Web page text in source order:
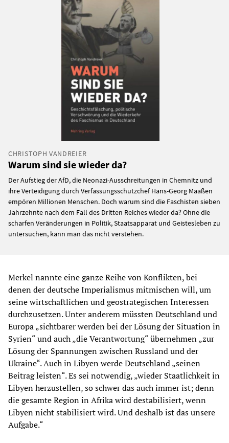
CHRISTOPH VANDREIER
Warum sind sie wieder da?
Der Aufstieg der AfD, die Neonazi-Ausschreitungen in Chemnitz und
ihre Verteidigung durch Verfassungsschutzchef Hans-Georg Maaßen
empören Millionen Menschen. Doch warum sind die Faschisten sieben
Jahrzehnte nach dem Fall des Dritten Reiches wieder da? Ohne die
scharfen Veränderungen in Politik, Staatsapparat und Geistesleben zu
untersuchen, kann man das nicht verstehen.
Merkel nannte eine ganze Reihe von Konflikten, bei
denen der deutsche Imperialismus mitmischen will, um
seine wirtschaftlichen und geostrategischen Interessen
durchzusetzen. Unter anderem müssten Deutschland und
Europa „sichtbarer werden bei der Lösung der Situation in
Syrien“ und auch „die Verantwortung“ übernehmen „zur
Lösung der Spannungen zwischen Russland und der
Ukraine“. Auch in Libyen werde Deutschland „seinen
Beitrag leisten“. Es sei notwendig, „wieder Staatlichkeit in
Libyen herzustellen, so schwer das auch immer ist; denn
die gesamte Region in Afrika wird destabilisiert, wenn
Libyen nicht stabilisiert wird. Und deshalb ist das unsere
Aufgabe.“